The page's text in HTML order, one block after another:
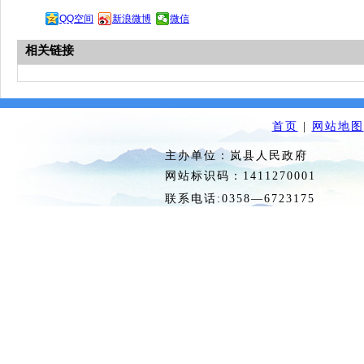
QQ空间 新浪微博 微信
相关链接
首页 网站地图
主办单位：岚县人民政府
网站标识码：
联系电话